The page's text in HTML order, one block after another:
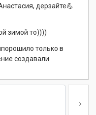
дерзайте💪
зимой то))))
только в
создавали